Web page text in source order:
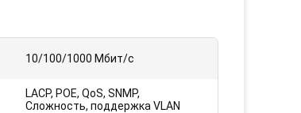
10/100/1000 Мбит/с
LACP, POE, QoS, SNMP,
Сложность, поддержка VLAN